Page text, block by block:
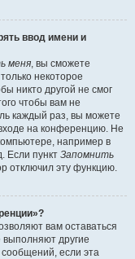
ввод имени и
меня, вы сможете
некоторое
никто другой не смог
чтобы вам не
каждый раз, вы можете
на конференцию. Не
например в
Если пункт Запомнить
отключил эту функцию.
вам оставаться
другие
если эта